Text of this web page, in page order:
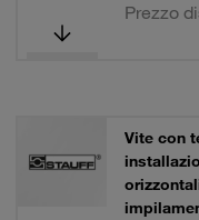
Prezzo
Vite con